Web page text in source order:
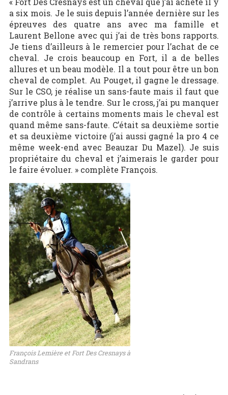
a six mois. Je le suis depuis l’année dernière sur les
épreuves des quatre ans avec ma famille et
Laurent Bellone avec qui j’ai de très bons rapports.
Je tiens d’ailleurs à le remercier pour l’achat de ce
cheval. Je crois beaucoup en Fort, il a de belles
allures et un beau modèle. Il a tout pour être un bon
cheval de complet. Au Pouget, il gagne le dressage.
Sur le CSO, je réalise un sans-faute mais il faut que
j’arrive plus à le tendre. Sur le cross, j’ai pu manquer
de contrôle à certains moments mais le cheval est
quand même sans-faute. C’était sa deuxième sortie
et sa deuxième victoire (j’ai aussi gagné la pro 4 ce
même week-end avec Beauzar Du Mazel). Je suis
propriétaire du cheval et j’aimerais le garder pour
le faire évoluer. » complète François.
François Lemière et Fort Des Cresnays à
Sandrans